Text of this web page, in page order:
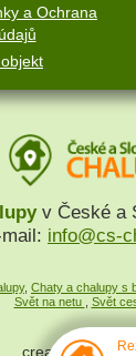
a Ochrana
v České a
mail: info@cs-
, Chaty a chalupy s
Svět na netu , Svět
created by